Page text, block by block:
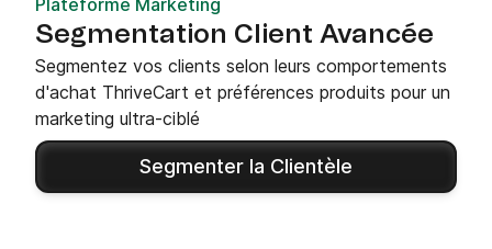
Segmentation Client Avancée
Segmentez vos clients selon leurs comportements
d'achat ThriveCart et préférences produits pour un
marketing ultra-ciblé
Segmenter la Clientèle